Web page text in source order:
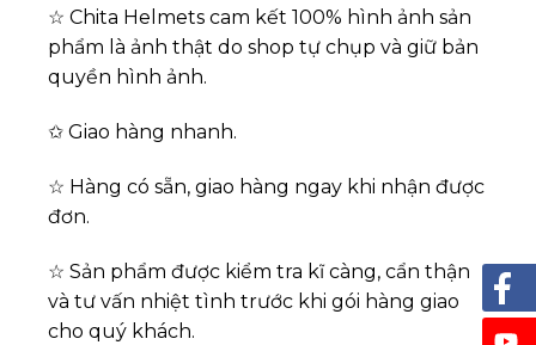
☆ Chita Helmets cam kết 100% hình ảnh sản
phẩm là ảnh thật do shop tự chụp và giữ bản
quyền hình ảnh.
✩ Giao hàng nhanh.
☆ Hàng có sẵn, giao hàng ngay khi nhận được
đơn.
☆ Sản phẩm được kiểm tra kĩ càng, cẩn thận
và tư vấn nhiệt tình trước khi gói hàng giao
cho quý khách.